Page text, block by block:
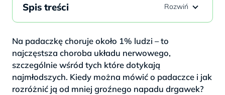
Na padaczkę choruje około 1% ludzi – to
najczęstsza choroba układu nerwowego,
szczególnie wśród tych które dotykają
najmłodszych. Kiedy można mówić o padaczce i jak
rozróżnić ją od mniej groźnego napadu drgawek?
Spis treści